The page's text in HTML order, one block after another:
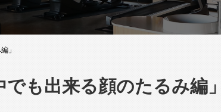
」
も出来る顔のたるみ編」